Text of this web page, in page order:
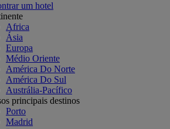
um hotel
Africa
Ásia
Europa
Médio Oriente
América Do Norte
América Do Sul
Austrália-Pacífico
principais destinos
Porto
Madrid